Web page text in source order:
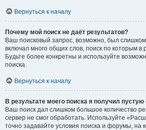
Вернуться к началу
Почему мой поиск не даёт результатов?
Ваш поисковый запрос, возможно, был
включал много общих слов, поиск по которым в
Будьте более конкретны и используйте
поиска.
Вернуться к началу
В результате моего поиска я получил пустую
Ваш поиск дал слишком большое количество
сервер не смог обработать. Используйте
точно задавайте условия поиска и форумы, на